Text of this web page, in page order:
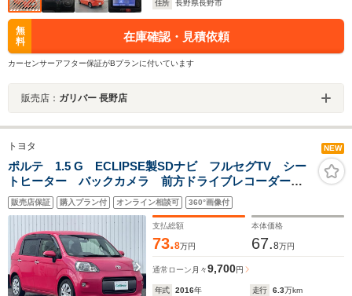
住所 長野県長野市
無
料
在庫確認・見積依頼
カーセンサーアフター保証がBプランに付いています
販売店： ガリバー 長野店
トヨタ NEW
ポルテ 1.5 G ECLIPSE製SDナビ フルセグTV シー
トヒーター バックカメラ 前方ドライブレコーダー
ETC 片側パワースライドドア アイドリングストッ
プ プッシュスタート スマートキー
販売店保証 購入プラン付 オンライン相談可 360°画像付
支払総額
73.8万円
本体価格
67.8万円
通常ローン 月々9,700円
年式 2016年 走行 6.3万km